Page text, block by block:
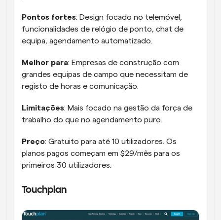
Pontos fortes: Design focado no telemóvel,
funcionalidades de relógio de ponto, chat de
equipa, agendamento automatizado.
Melhor para: Empresas de construção com
grandes equipas de campo que necessitam de
registo de horas e comunicação.
Limitações: Mais focado na gestão da força de
trabalho do que no agendamento puro.
Preço: Gratuito para até 10 utilizadores. Os
planos pagos começam em $29/mês para os
primeiros 30 utilizadores.
Touchplan